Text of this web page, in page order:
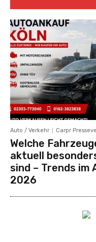
Auto / Verkehr Carpr
Welche
aktuell
sind – Trends im
2026